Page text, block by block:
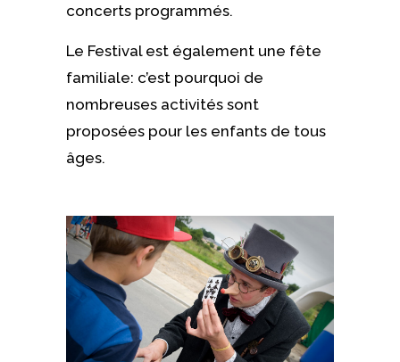
concerts programmés.
Le Festival est également une fête
familiale: c’est pourquoi de
nombreuses activités sont
proposées pour les enfants de tous
âges.